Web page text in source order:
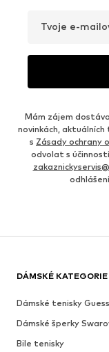
Tvoje e-
Mám zájem
novinkách, aktuálních
s Zásady ochrany
odvolat s
DÁMSKÉ KATEGORIE
Dámské tenisky Guess
Dámské šperky
Bile tenisky